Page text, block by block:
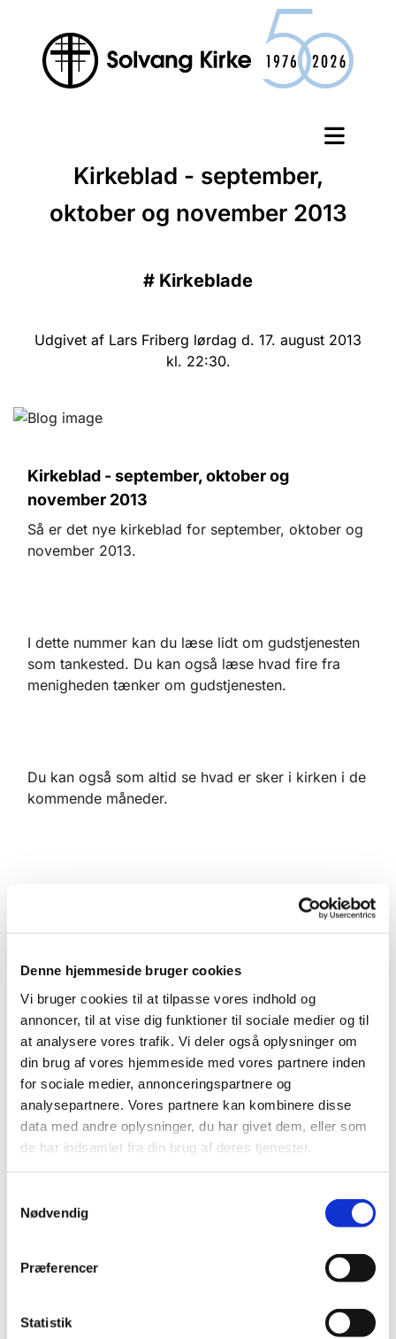
Denne hjemmeside bruger cookies
Vi bruger cookies til at tilpasse vores indhold og
annoncer, til at vise dig funktioner til sociale medier og til
at analysere vores trafik. Vi deler også oplysninger om
din brug af vores hjemmeside med vores partnere inden
for sociale medier, annonceringspartnere og
analysepartnere. Vores partnere kan kombinere disse
data med andre oplysninger, du har givet dem, eller som
de har indsamlet fra din brug af deres tjenester.
Nødvendig
Præferencer
Statistik
Kirkeblad - september,
oktober og november 2013
# Kirkeblade
Udgivet af Lars Friberg lørdag d. 17. august 2013
kl. 22:30.
Kirkeblad - september, oktober og
november 2013
Så er det nye kirkeblad for september, oktober og
november 2013.
I dette nummer kan du læse lidt om gudstjenesten
som tankested. Du kan også læse hvad fire fra
menigheden tænker om gudstjenesten.
Du kan også som altid se hvad er sker i kirken i de
kommende måneder.